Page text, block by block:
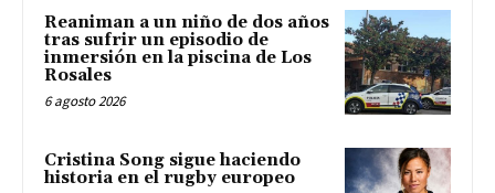
Reaniman a un niño de dos años
tras sufrir un episodio de
inmersión en la piscina de Los
Rosales
6 agosto 2026
Cristina Song sigue haciendo
historia en el rugby europeo